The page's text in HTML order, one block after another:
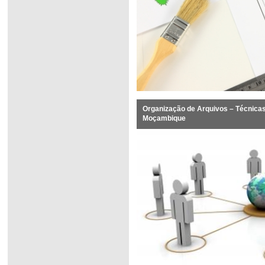
Organização de Arquivos –
Moçambique